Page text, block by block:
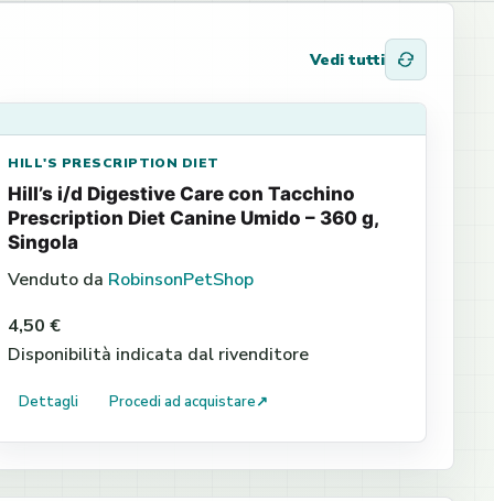
Vedi tutti
HILL'S PRESCRIPTION DIET
Hill’s i/d Digestive Care con Tacchino
Prescription Diet Canine Umido – 360 g,
Singola
Venduto da RobinsonPetShop
4,50 €
Disponibilità indicata dal rivenditore
Dettagli Procedi ad acquistare↗